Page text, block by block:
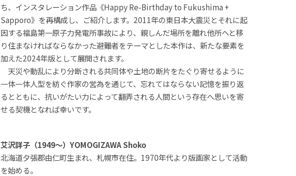
ち、インスタレーション作品《Happy Re-Birthday to Fukushima +
Sapporo》を再構成し、ご紹介します。 2011年の東日本大震災とそれに起
因する福島第一原子力発電所事故により、親しんだ場所を離れ他所へと移
り住まなければならなかった避難者をテーマとした本作は、新たな要素を
加えた2024年版として展開されます。
天災や動乱により分断される共同体や土地の断片をたぐり寄せるように
一体一体人型を紡ぐ作家の営為を通じて、忘れてはならない記憶を振り返
るとともに、抗いがたい力によって翻弄される人間という存在へ思いを寄
せる契機となれば幸いです。
艾沢詳子（1949～）YOMOGIZAWA Shoko
北海道夕張郡由仁町生まれ、札幌市在住。1970年代より版画家として活動
を始める。